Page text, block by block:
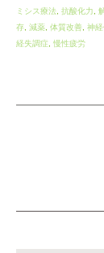
ミシス療法 抗酸化力
存 減薬 体質改善 神
経失調症 慢性疲労